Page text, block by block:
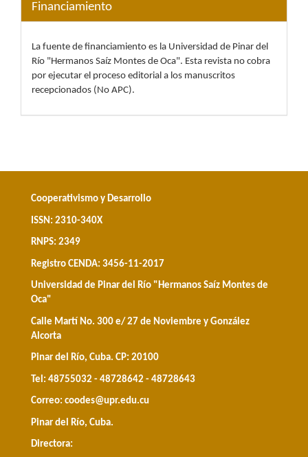
Financiamiento
La fuente de financiamiento es la Universidad de Pinar del
Río "Hermanos Saíz Montes de Oca". Esta revista no cobra
por ejecutar el proceso editorial a los manuscritos
recepcionados (No APC).
Cooperativismo y Desarrollo
ISSN: 2310-340X
RNPS: 2349
Registro CENDA: 3456-11-2017
Universidad de Pinar del Río "Hermanos Saíz Montes de
Oca"
Calle Martí No. 300 e/ 27 de Noviembre y González
Alcorta
Pinar del Río, Cuba. CP: 20100
Tel: 48755032 - 48728642 - 48728643
Correo: coodes@upr.edu.cu
Pinar del Río, Cuba.
Directora: